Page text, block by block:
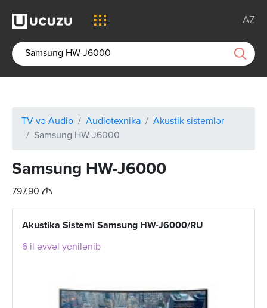
AZ
TV və Audio Audiotexnika
Akustik sistemlər
Samsung HW-J6000
Samsung HW-J6000
797.90 M
Akustika Sistemi Samsung HW-J6000/RU
6 il əvvəl yenilənib